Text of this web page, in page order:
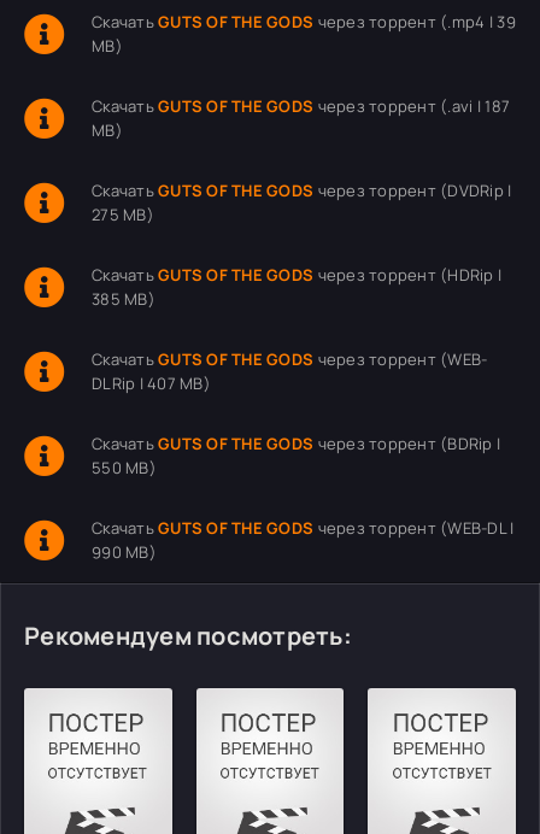
СкачатьGUTS OF THE GODS через торрент (.mp4 | 39
MB)
СкачатьGUTS OF THE GODS через торрент (.avi | 187
MB)
СкачатьGUTS OF THE GODS через торрент (DVDRip |
275 MB)
СкачатьGUTS OF THE GODS через торрент (HDRip |
385 MB)
СкачатьGUTS OF THE GODS через торрент (WEB-
DLRip | 407 MB)
СкачатьGUTS OF THE GODS через торрент (BDRip |
550 MB)
СкачатьGUTS OF THE GODS через торрент (WEB-DL |
990 MB)
Рекомендуем посмотреть: